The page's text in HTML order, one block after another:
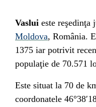
Vaslui este reşedinţa
Moldova, România.
1375 iar potrivit
populaţie de 70.571
Este situat la 70 de
coordonatele